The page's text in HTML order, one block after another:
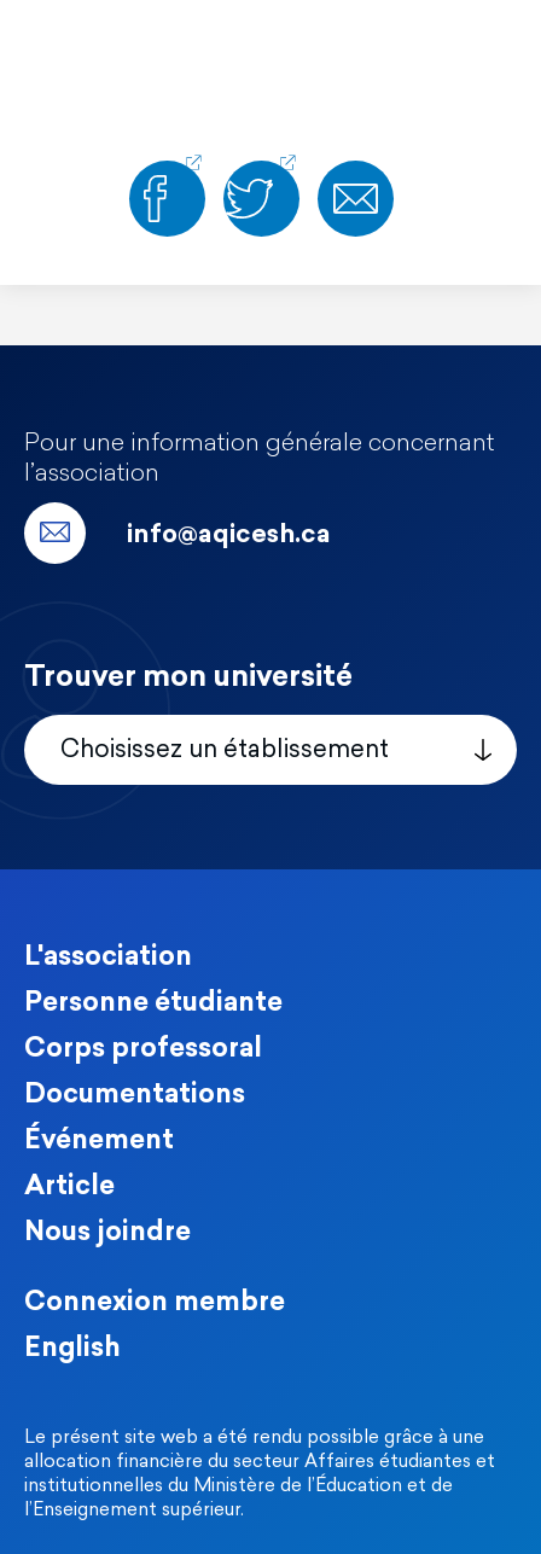
L'association
Personne étudiante
Corps professoral
Documentations
Événement
Article
Nous joindre
Connexion membre
English
Le présent site web a été rendu possible grâce à une
allocation financière du secteur Affaires étudiantes et
institutionnelles du Ministère de l’Éducation et de
l’Enseignement supérieur.
Pour une information générale concernant
l’association
info@aqicesh.ca
Trouver mon université
Choisissez un établissement